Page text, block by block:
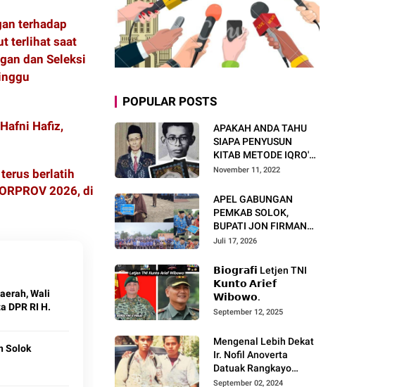
terhadap
terlihat saat
dan Seleksi
Hafiz,
berlatih
2026, di
Wali
DPR RI H.
Solok
POPULAR POSTS
APAKAH ANDA TAHU
SIAPA PENYUSUN
KITAB METODE IQRO'?
INI BIOGRAFI KH. AS'AD
November 11, 2022
APEL GABUNGAN
PEMKAB SOLOK,
BUPATI JON FIRMAN
PANDU TEKANKAN ASN
DAN PELAYANAN
MASYARAKAT.
Juli 17, 2026
𝗕𝗶𝗼𝗴𝗿𝗮𝗳𝗶 Letjen TNI
𝗞𝘂𝗻𝘁𝗼 𝗔𝗿𝗶𝗲𝗳
𝗪𝗶𝗯𝗼𝘄𝗼.
September 12, 2025
Mengenal Lebih Dekat
Ir. Nofil Anoverta
Datuak Rangkayo
Batuah Cawako
September 02, 2024